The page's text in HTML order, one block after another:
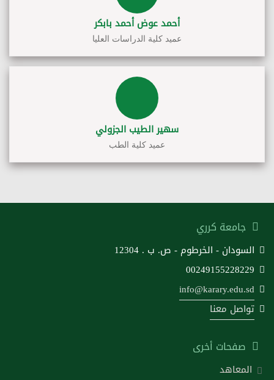
أحمد عوض أحمد بابكر
عميد كلية الدراسات العليا
سهير الطيب الجزولي
عميد كلية الطب
جامعة كرري
السودان - الخرطوم - ص. ب . 12304
00249155228229
info@karary.edu.sd
تواصل معنا
صفحات أخرى
المعاهد